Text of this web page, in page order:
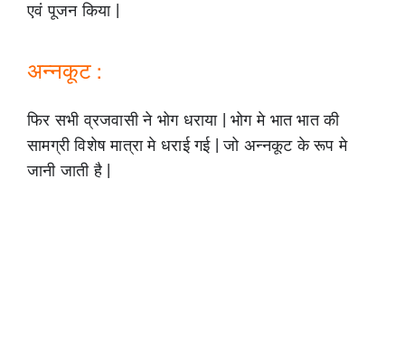
एवं पूजन किया |
अन्नकूट :
फिर सभी व्रजवासी ने भोग धराया | भोग मे भात भात की
सामग्री विशेष मात्रा मे धराई गई | जो अन्नकूट के रूप मे
जानी जाती है |